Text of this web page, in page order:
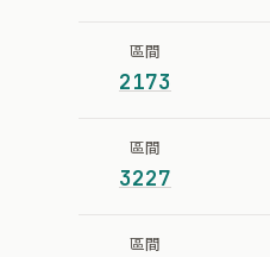
區間
2173
區間
3227
區間